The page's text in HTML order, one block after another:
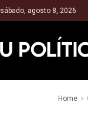
sábado, agosto 8, 2026
Home